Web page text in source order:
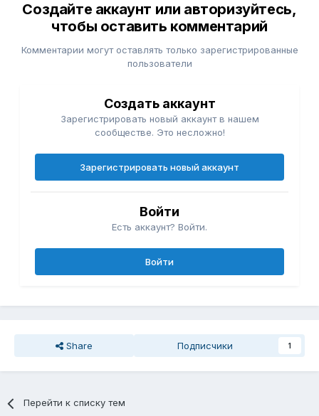
Создайте аккаунт или авторизуйтесь,
чтобы оставить комментарий
Комментарии могут оставлять только зарегистрированные
пользователи
Создать аккаунт
Зарегистрировать новый аккаунт в нашем
сообществе. Это несложно!
Зарегистрировать новый аккаунт
Войти
Есть аккаунт? Войти.
Войти
Share Подписчики 1
Перейти к списку тем